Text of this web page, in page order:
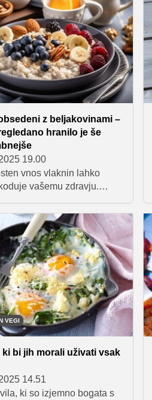
imunski sistem,
krvni obtok in zaščititi telo
radikali, je domač sok
odlična izbira.
z beljakovinami –
hranilo je še
19.00
vnos vlaknin lahko
vašemu zdravju.
in kako enostavno
da jih zaužijete dovolj.
VEGI
ki bi jih morali uživati vsak
14.51
ki so izjemno bogata s